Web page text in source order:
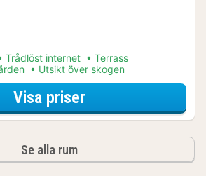
Trådlöst internet
Terrass
Utsikt över skogen
Visa priserför Övernattning
Se alla rum